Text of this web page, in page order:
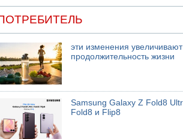
эти изменения увеличивают
продолжительность жизни
Samsung Galaxy Z Fold8
Fold8 и Flip8